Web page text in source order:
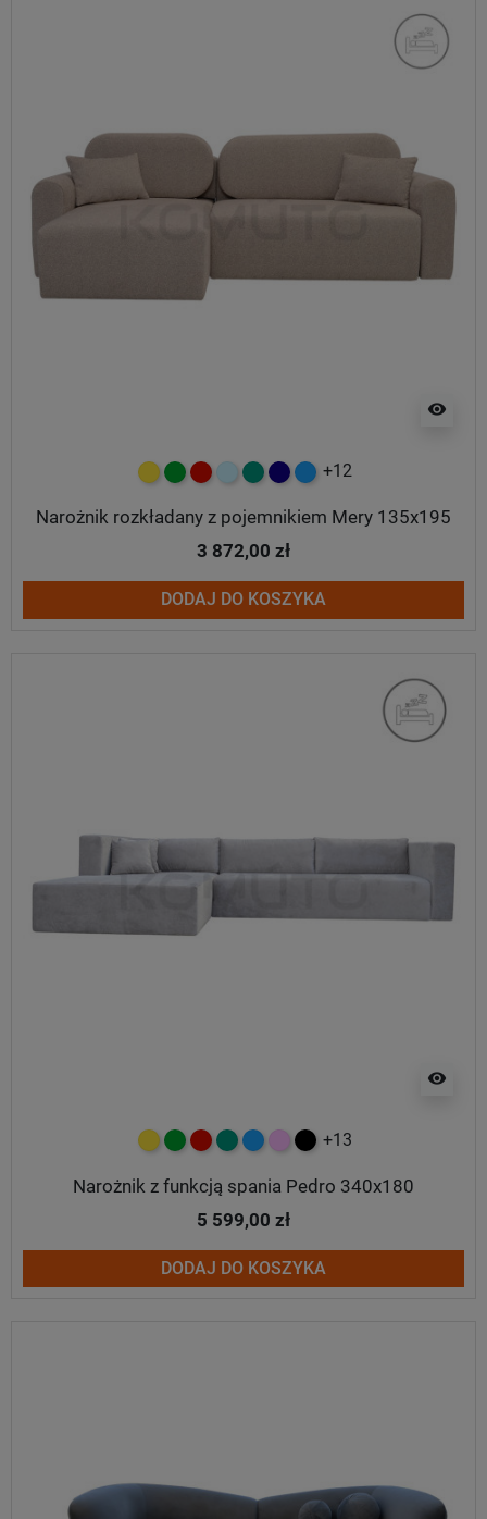
visibility
żółtyzielonyczerwony
błękitnyturkusowy
granatowy
niebieski
+12
Narożnik rozkładany z pojemnikiem Mery 135x195
3 872,00 zł
DODAJ DO KOSZYKA
visibility
żółtyzielonyczerwony
turkusowy
niebieski
różowy
czarny
+13
Narożnik z funkcją spania Pedro 340x180
5 599,00 zł
DODAJ DO KOSZYKA